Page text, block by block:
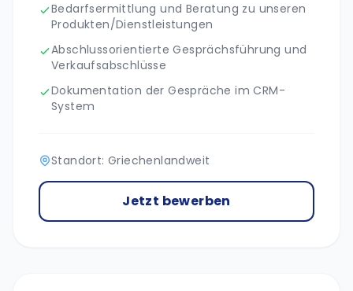
Bedarfsermittlung und Beratung zu unseren
Produkten/Dienstleistungen
Abschlussorientierte Gesprächsführung und
Verkaufsabschlüsse
Dokumentation der Gespräche im CRM-
System
Standort: Griechenlandweit
Jetzt bewerben